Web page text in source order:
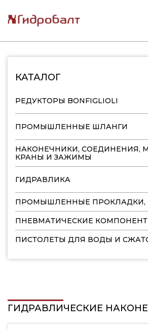
КАТАЛОГ
РЕДУКТОРЫ BONFIGLIOLI
ПРОМЫШЛЕННЫЕ ШЛАНГИ
НАКОНЕЧНИКИ, СОЕДИНЕНИЯ,
КРАНЫ И ЗАЖИМЫ
ГИДРАВЛИКА
ПРОМЫШЛЕННЫЕ ПРОКЛАДКИ,
ПНЕВМАТИЧЕСКИЕ
ПИСТОЛЕТЫ ДЛЯ ВОДЫ И
ГИДРАВЛИЧЕСКИЕ